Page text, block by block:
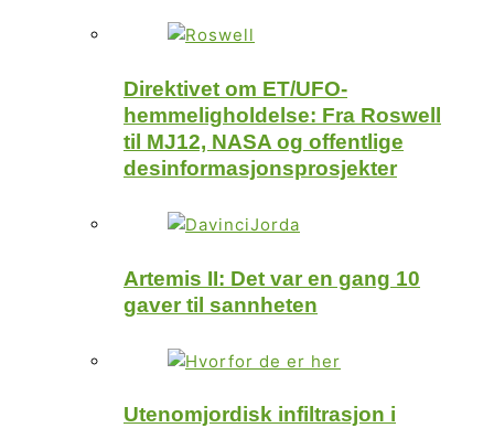
Direktivet om ET/UFO-
hemmeligholdelse: Fra Roswell
til MJ12, NASA og offentlige
desinformasjonsprosjekter
Artemis II: Det var en gang 10
gaver til sannheten
Utenomjordisk infiltrasjon i